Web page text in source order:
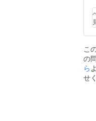
こ
の
ら
せ